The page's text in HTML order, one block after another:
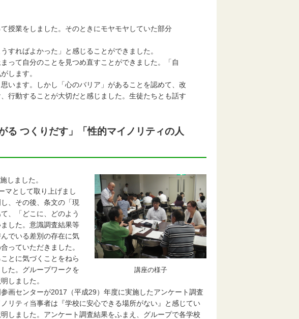
授業をしました。そのときにモヤモヤしていた部分
ればよかった」と感じることができました。
って自分のことを見つめ直すことができました。「自
します。
います。しかし「心のバリア」があることを認めて、改
行動することが大切だと感じました。生徒たちとも話す
つくりだす」「性的マイノリティの人
講座の様子
しました。
マとして取り上げまし
、その後、条文の「現
、「どこに、どのよう
した。意識調査結果等
でいる差別の存在に気
っていただきました。
とに気づくことをねら
た。グループワークを
しました。
画センターが2017（平成29）年度に実施したアンケート調査
リティ当事者は『学校に安心できる場所がない』と感じてい
しました。アンケート調査結果をふまえ、グループで各学校